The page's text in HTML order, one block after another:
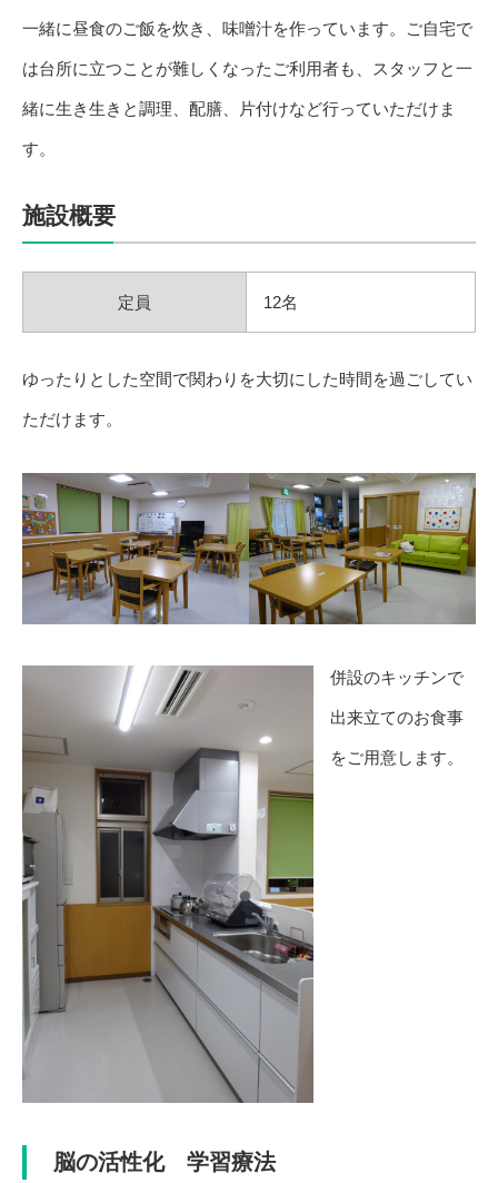
一緒に昼食のご飯を炊き、味噌汁を作っています。ご自宅で
は台所に立つことが難しくなったご利用者も、スタッフと一
緒に生き生きと調理、配膳、片付けなど行っていただけま
す。
施設概要
定員 12名
ゆったりとした空間で関わりを大切にした時間を過ごしてい
ただけます。
併設のキッチンで
出来立てのお食事
をご用意します。
脳の活性化 学習療法